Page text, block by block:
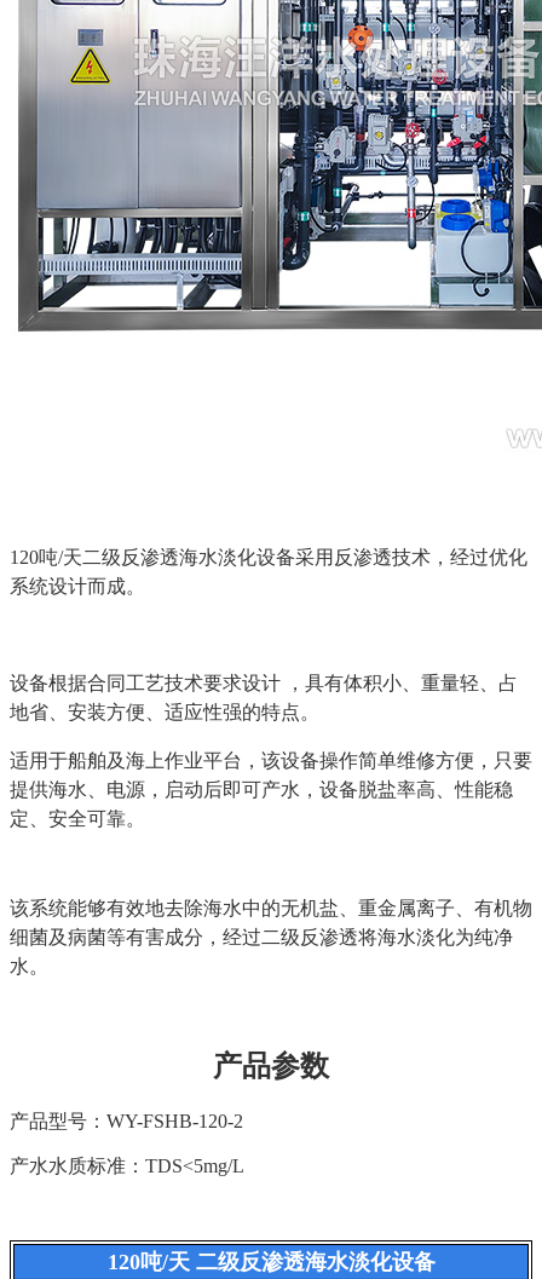
120吨/天二级反渗透海水淡化设备采用反渗透技术， 经过优化
系统设计而成。
设备根据合同工艺技术要求设计 ，具有体积小、重量轻、占
地省、安装方便、适应性强的特点。
适用于船舶及海上作业平台，该设备操作简单维修方便，只要
提供海水、电源，启动后即可产水，设备脱盐率高、性能稳
定、安全可靠。
该系统能够有效地去除海水中的无机盐、重金属离子、有机物
细菌及病菌等有害成分，经过二级反渗透将海水淡化为纯净
水。
产品参数
产品型号：WY-FSHB-120-2
产水水质标准：TDS<5mg/L
120吨/天 二级反渗透海水淡化设备